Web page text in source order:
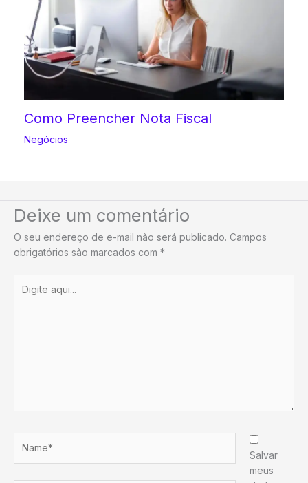
Como Preencher Nota Fiscal
Negócios
Deixe um comentário
O seu endereço de e-mail não será publicado. Campos
obrigatórios são marcados com *
aqui...
Salvar
meus